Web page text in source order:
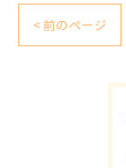
< 前のページ